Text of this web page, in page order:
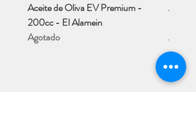
Aceite de Oliva EV Premium -
200cc - El Alamein
Agotado
Aceite
Agotado